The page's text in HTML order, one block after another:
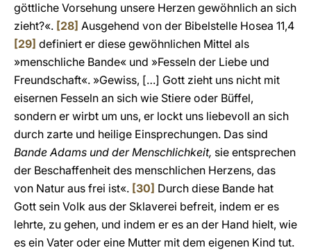
göttliche Vorsehung unsere Herzen gewöhnlich an sich
zieht?«. [28] Ausgehend von der Bibelstelle Hosea 11,4
[29] definiert er diese gewöhnlichen Mittel als
»menschliche Bande« und »Fesseln der Liebe und
Freundschaft«. »Gewiss, […] Gott zieht uns nicht mit
eisernen Fesseln an sich wie Stiere oder Büffel,
sondern er wirbt um uns, er lockt uns liebevoll an sich
durch zarte und heilige Einsprechungen. Das sind
Bande Adams und der Menschlichkeit, sie entsprechen
der Beschaffenheit des menschlichen Herzens, das
von Natur aus frei ist«. [30] Durch diese Bande hat
Gott sein Volk aus der Sklaverei befreit, indem er es
lehrte, zu gehen, und indem er es an der Hand hielt, wie
es ein Vater oder eine Mutter mit dem eigenen Kind tut.